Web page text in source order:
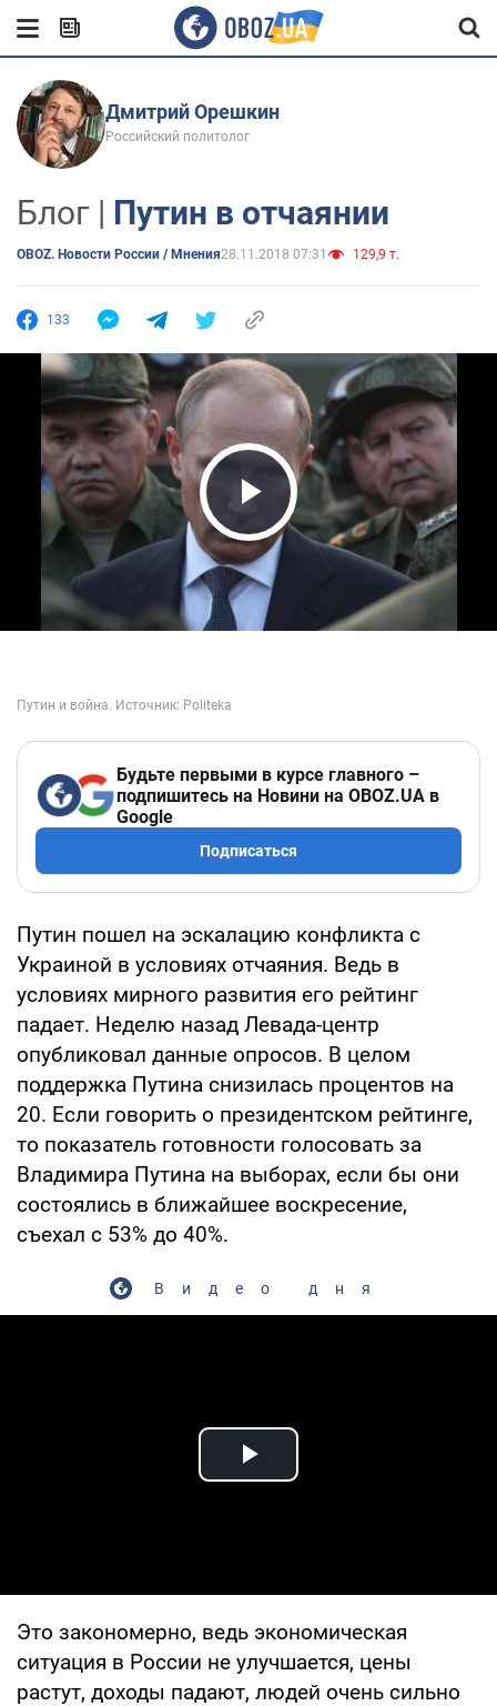
Дмитрий Орешкин
Российский политолог
Блог | Путин в отчаянии
OBOZ. Новости России / Мнения28.11.2018 07:31 129,9 т.
133
Play Video
Будьте первыми в курсе главного –
подпишитесь на Новини на OBOZ.UA в
Google
Подписаться
Путин пошел на эскалацию конфликта с
Украиной в условиях отчаяния. Ведь в
условиях мирного развития его рейтинг
падает. Неделю назад Левада-центр
опубликовал данные опросов. В целом
поддержка Путина снизилась процентов на
20. Если говорить о президентском рейтинге,
то показатель готовности голосовать за
Владимира Путина на выборах, если бы они
состоялись в ближайшее воскресение,
съехал с 53% до 40%.
Видео дня
Play Video
Это закономерно, ведь экономическая
ситуация в России не улучшается, цены
растут, доходы падают, людей очень сильно